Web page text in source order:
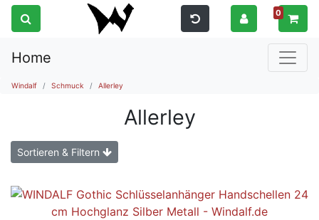
0
Home
Windalf Schmuck Allerley
Allerley
Sortieren & Filtern